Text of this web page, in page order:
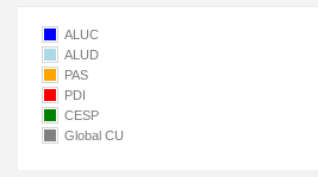
ALUC
ALUD
PAS
PDI
CESP
Global CU